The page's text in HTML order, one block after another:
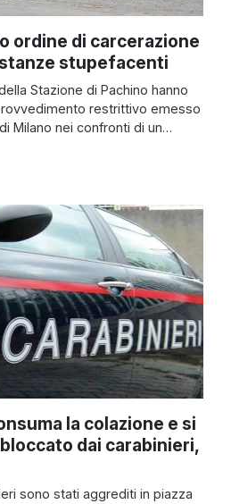
ordine di carcerazione
stupefacenti
Stazione di Pachino hanno
restrittivo emesso
Milano nei confronti di un
nel territorio della
[…]
la colazione e si
dai carabinieri,
sono stati aggrediti in piazza